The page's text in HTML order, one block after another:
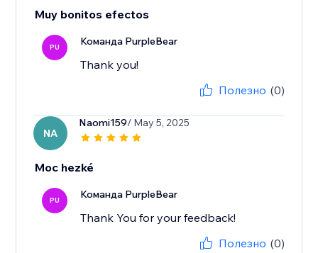
Muy bonitos efectos
PU Команда PurpleBear
Thank you!
Полезно (0)
NA
Naomi159/ May 5, 2025
Moc hezké
PU Команда PurpleBear
Thank You for your feedback!
Полезно (0)